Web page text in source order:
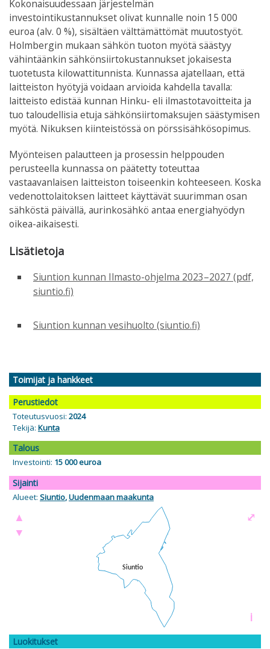
Kokonaisuudessaan järjestelmän
investointikustannukset olivat kunnalle noin 15 000
euroa (alv. 0 %), sisältäen välttämättömät muutostyöt.
Holmbergin mukaan sähkön tuoton myötä säästyy
vähintäänkin sähkönsiirtokustannukset jokaisesta
tuotetusta kilowattitunnista. Kunnassa ajatellaan, että
laitteiston hyötyjä voidaan arvioida kahdella tavalla:
laitteisto edistää kunnan Hinku- eli ilmastotavoitteita ja
tuo taloudellisia etuja sähkönsiirtomaksujen säästymisen
myötä. Nikuksen kiinteistössä on pörssisähkösopimus.
Myönteisen palautteen ja prosessin helppouden
perusteella kunnassa on päätetty toteuttaa
vastaavanlaisen laitteiston toiseenkin kohteeseen. Koska
vedenottolaitoksen laitteet käyttävät suurimman osan
sähköstä päivällä, aurinkosähkö antaa energiahyödyn
oikea-aikaisesti.
Lisätietoja
Siuntion kunnan Ilmasto-ohjelma 2023–2027 (pdf,
siuntio.fi)
Siuntion kunnan vesihuolto (siuntio.fi)
Toimijat ja hankkeet
Perustiedot
Toteutusvuosi: 2024
Tekijä: Kunta
Talous
Investointi: 15 000 euroa
Sijainti
Alueet: Siuntio,Uudenmaan maakunta
▲
▼
i
⤢
Luokitukset